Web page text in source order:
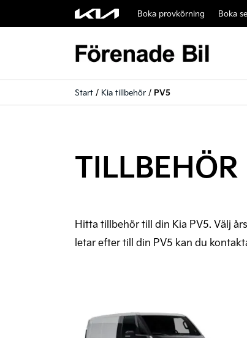
Boka provkörning Boka
Start / Kia tillbehör / PV5
Hitta tillbehör till din Kia PV5. Välj
letar efter till din PV5 kan du